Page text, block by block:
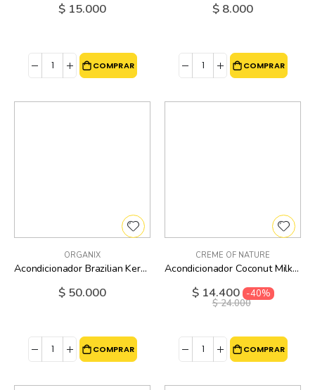
$ 15.000
COMPRAR
$ 8.000
COMPRAR
ORGANIX
Acondicionador Brazilian Keratin Therapy Organix - 13 Oz (brazilian Keratin Therapy Conditioner)
$ 50.000
COMPRAR
CREME OF NATURE
Acondicionador Coconut Milk Creme Of Nature - 12 Oz
$ 24.000
Precio
especial
$ 14.400 -40%
COMPRAR